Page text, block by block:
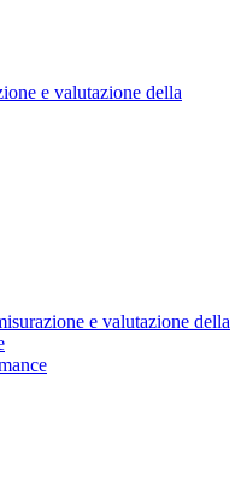
e valutazione della
e valutazione della